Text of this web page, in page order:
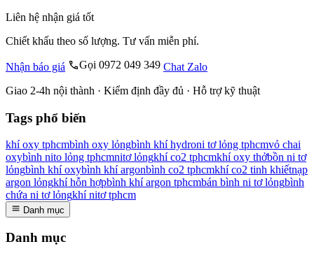
Liên hệ nhận giá tốt
Chiết khấu theo số lượng. Tư vấn miễn phí.
Nhận báo giá Gọi 0972 049 349 Chat Zalo
Giao 2-4h nội thành · Kiểm định đầy đủ · Hỗ trợ kỹ thuật
Tags phổ biến
khí oxy tphcmbình oxy lỏngbình khí hydroni tơ lỏng tphcmvỏ chai
oxybình nito lỏng tphcmnitơ lỏngkhí co2 tphcmkhí oxy thởbồn ni tơ
lỏngbình khí oxybình khí argonbình co2 tphcmkhí co2 tinh khiếtnạp
argon lỏngkhí hỗn hợpbình khí argon tphcmbán bình ni tơ lỏngbình
chứa ni tơ lỏngkhí nitơ tphcm
Danh mục
Danh mục